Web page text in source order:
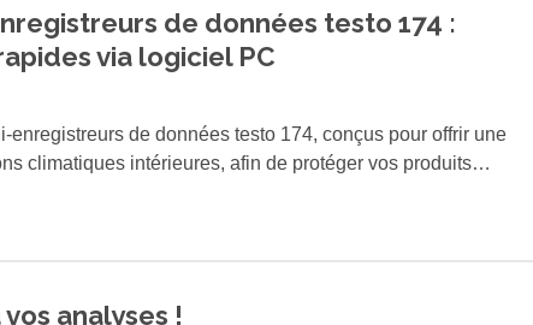
de données testo 174 :
via logiciel PC
de données testo 174, conçus pour offrir une
climatiques intérieures, afin de protéger vos produits
analyses !